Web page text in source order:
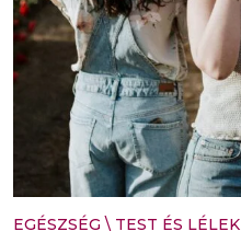
EGÉSZSÉG \ TEST ÉS LÉLEK